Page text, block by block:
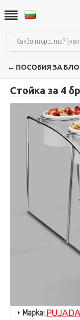
← ПОСОБИЯ ЗА
Стойка за 4
Марка: